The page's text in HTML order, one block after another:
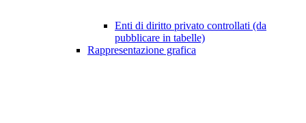
Enti di diritto privato controllati (da
pubblicare in tabelle)
Rappresentazione grafica